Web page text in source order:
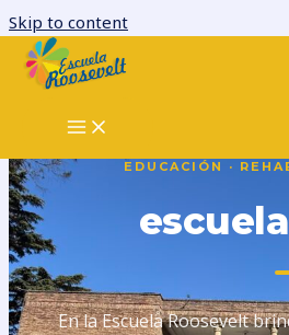
Skip to content
Home
EDUCACIÓN ·
En la Escuela Roosevelt